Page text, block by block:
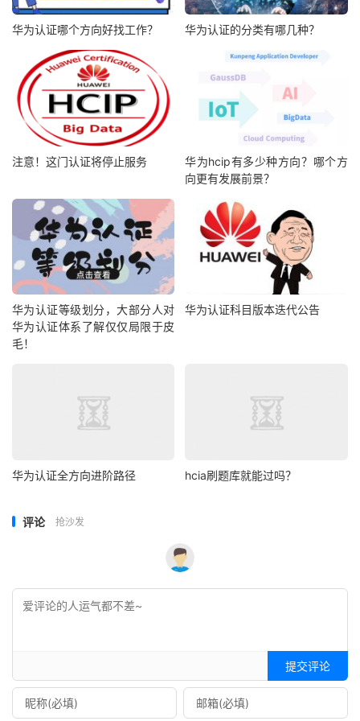
华为认证哪个方向好找工作？ 华为认证的分类有哪几种？
注意！这门认证将停止服务
华为hcip有多少种方向？哪个方
向更有发展前景？
华为认证等级划分，大部分人对
华为认证体系了解仅仅局限于皮
毛！
华为认证科目版本迭代公告
华为认证全方向进阶路径 hcia刷题库就能过吗？
评论 抢沙发
提交评论